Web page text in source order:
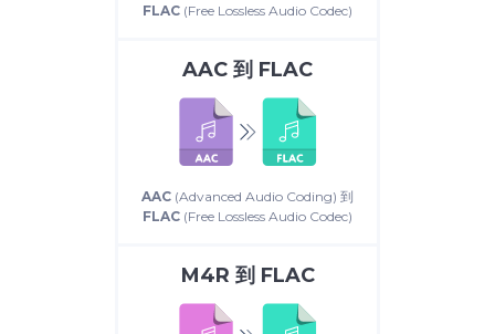
FLAC (Free Lossless Audio Codec)
AAC 到 FLAC
AAC (Advanced Audio Coding) 到
FLAC (Free Lossless Audio Codec)
M4R 到 FLAC